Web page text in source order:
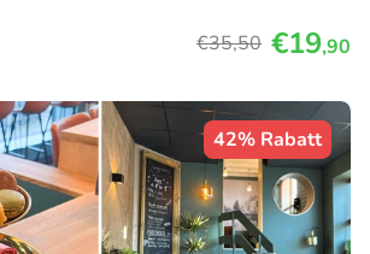
€35,50 €19,90
42% Rabatt